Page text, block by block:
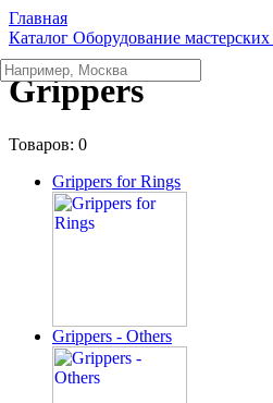
Главная
Каталог Оборудование мастерских
Grippers
Товаров: 0
Grippers for Rings
Grippers - Others